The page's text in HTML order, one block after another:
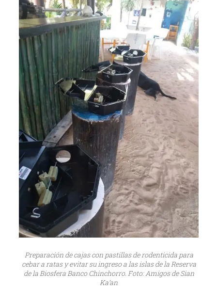
Preparación de cajas con pastillas de rodenticida para
cebar a ratas y evitar su ingreso a las islas de la Reserva
de la Biosfera Banco Chinchorro. Foto: Amigos de Sian
Ka’an